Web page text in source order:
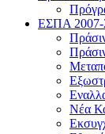
ΕΣΠΑ 2007-
Νέα